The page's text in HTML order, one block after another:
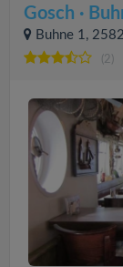
Gosch ·
Buhne 1,
(2)